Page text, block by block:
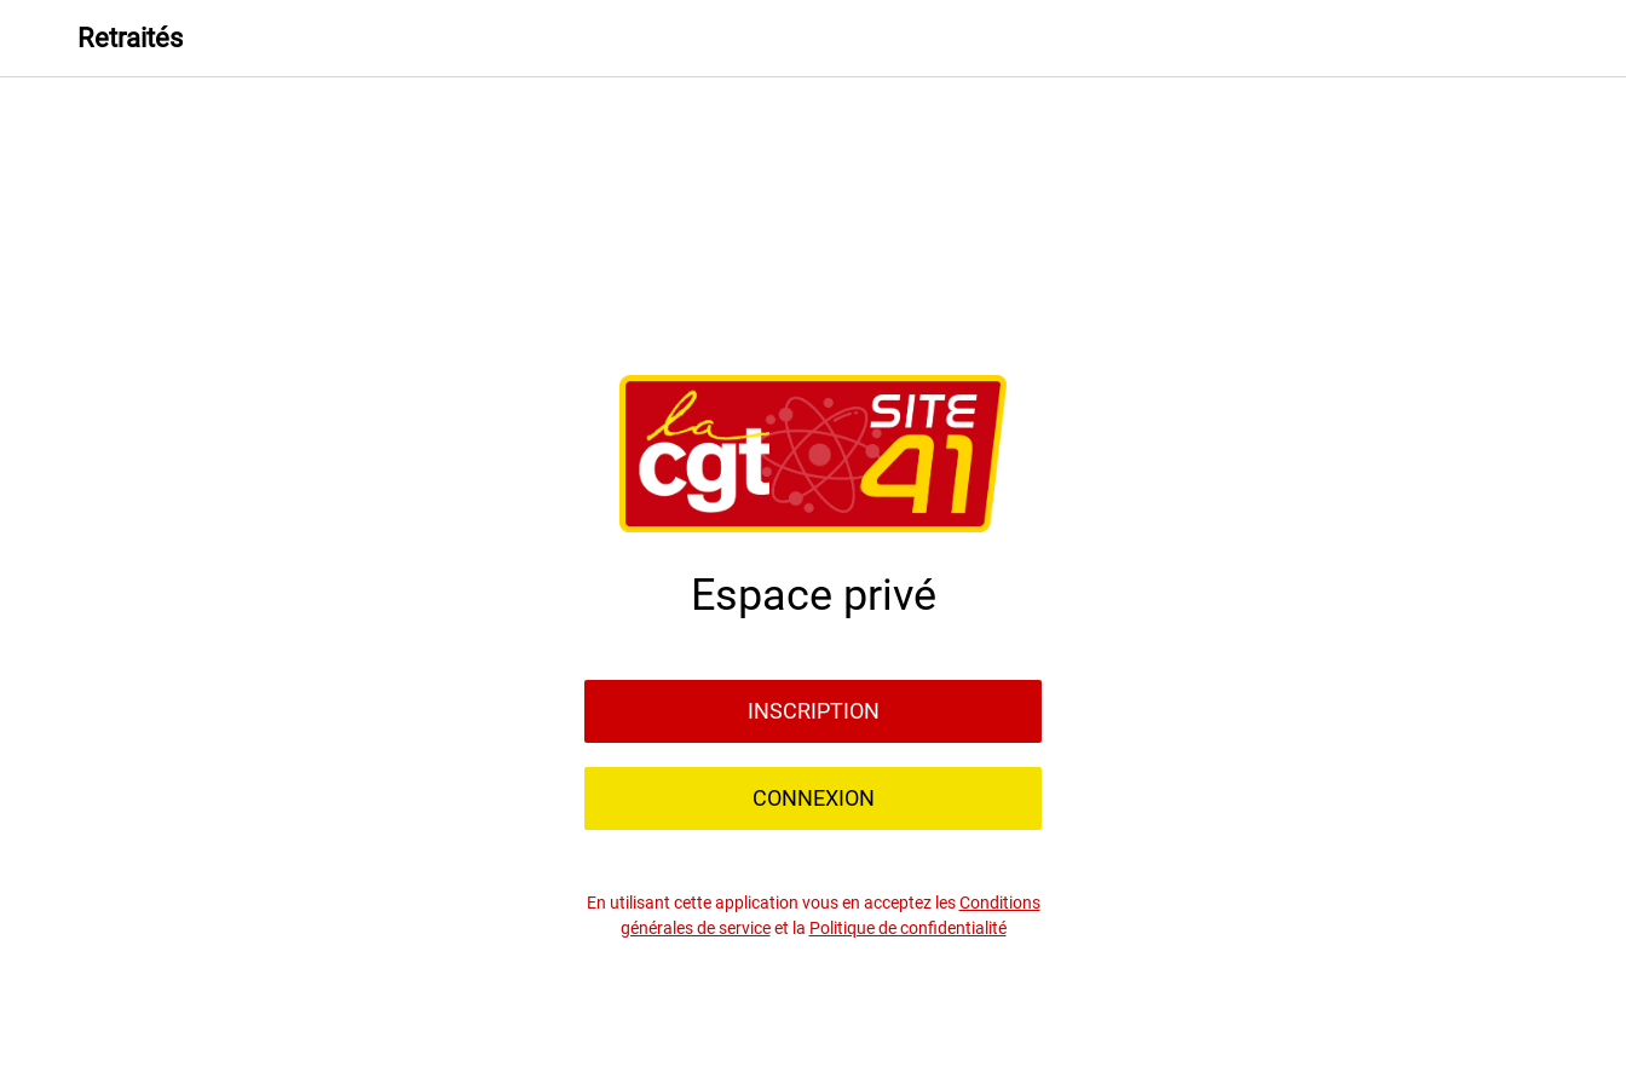
Retraités
Espace privé
INSCRIPTION
CONNEXION
En utilisant cette application vous en acceptez lesConditions
générales de serviceet la Politique de confidentialité